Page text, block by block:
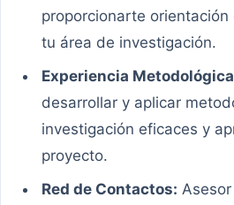
proporcionarte orientación
tu área de investigación.
Experiencia
desarrollar y aplicar
investigación eficaces y
proyecto.
Red de Contactos: